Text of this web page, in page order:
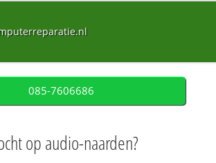
085-7606686
op audio-naarden?